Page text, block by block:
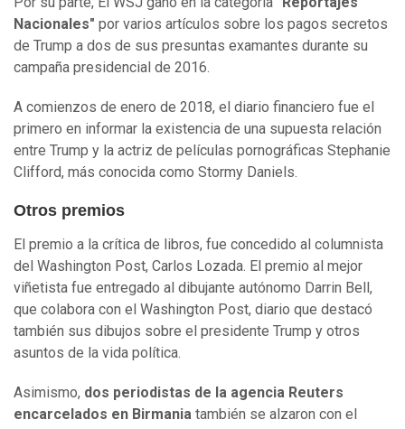
Nacionales" por varios artículos sobre los pagos secretos
de Trump a dos de sus presuntas examantes durante su
campaña presidencial de 2016.
A comienzos de enero de 2018, el diario financiero fue el
primero en informar la existencia de una supuesta relación
entre Trump y la actriz de películas pornográficas Stephanie
Clifford, más conocida como Stormy Daniels.
Otros premios
El premio a la crítica de libros, fue concedido al columnista
del Washington Post, Carlos Lozada. El premio al mejor
viñetista fue entregado al dibujante autónomo Darrin Bell,
que colabora con el Washington Post, diario que destacó
también sus dibujos sobre el presidente Trump y otros
asuntos de la vida política.
Asimismo, dos periodistas de la agencia Reuters
encarcelados en Birmania también se alzaron con el